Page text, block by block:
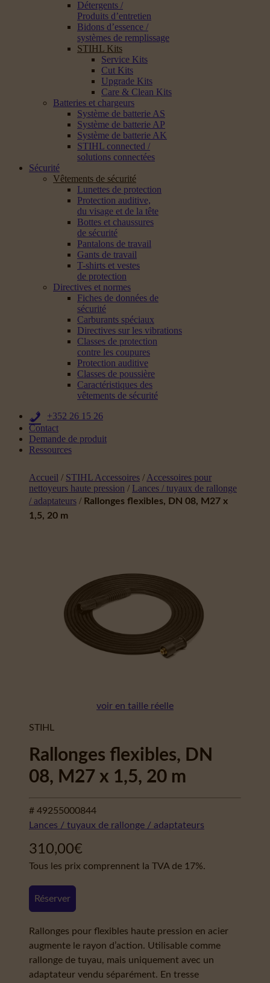
Détergents /
Produits d’entretien
Bidons d’essence /
systèmes de remplissage
STIHL Kits
Service Kits
Cut Kits
Upgrade Kits
Care & Clean Kits
Batteries et chargeurs
Système de batterie AS
Système de batterie AP
Système de batterie AK
STIHL connected /
solutions connectées
Sécurité
Vêtements de sécurité
Lunettes de protection
Protection auditive,
du visage et de la tête
Bottes et chaussures
de sécurité
Pantalons de travail
Gants de travail
T-shirts et vestes
de protection
Directives et normes
Fiches de données de
sécurité
Carburants spéciaux
Directives sur les vibrations
Classes de protection
contre les coupures
Protection auditive
Classes de poussière
Caractéristiques des
vêtements de sécurité
+352 26 15 26
Contact
Demande de produit
Ressources
Accueil / STIHL Accessoires / Accessoires pour
nettoyeurs haute pression / Lances / tuyaux de rallonge
/ adaptateurs / Rallonges flexibles, DN 08, M27 x
1,5, 20 m
voir en taille réelle
STIHL
Rallonges flexibles, DN
08, M27 x 1,5, 20 m
# 49255000844
Lances / tuyaux de rallonge / adaptateurs
310,00€
Tous les prix comprennent la TVA de 17%.
Réserver
Rallonges pour flexibles haute pression en acier
augmente le rayon d’action. Utilisable comme
rallonge de tuyau, mais uniquement avec un
adaptateur vendu séparément. En tresse